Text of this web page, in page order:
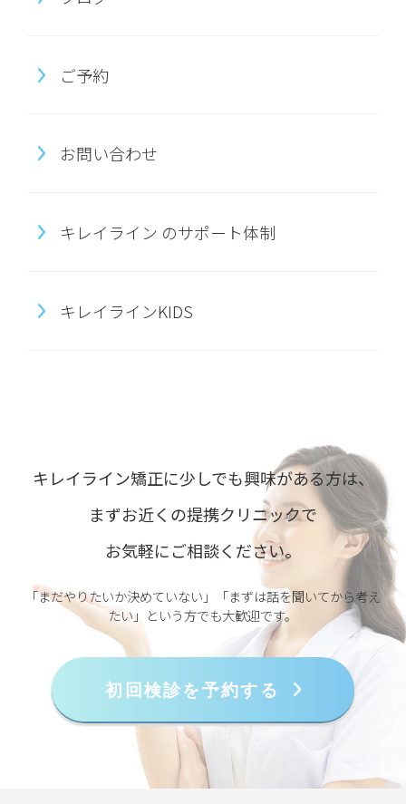
ご予約
お問い合わせ
キレイライン のサポート体制
キレイラインKIDS
キレイライン矯正に少しでも興味がある方は、
まずお近くの提携クリニックで
お気軽にご相談ください。
「まだやりたいか決めていない」「まずは話を聞いてから考え
たい」という方でも大歓迎です。
初回検診を予約する